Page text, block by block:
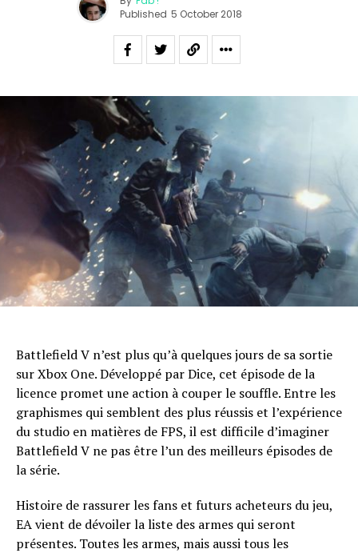
Published 5 October 2018
Battlefield V n’est plus qu’à quelques jours de sa sortie
sur Xbox One. Développé par Dice, cet épisode de la
licence promet une action à couper le souffle. Entre les
graphismes qui semblent des plus réussis et l’expérience
du studio en matières de FPS, il est difficile d’imaginer
Battlefield V ne pas être l’un des meilleurs épisodes de
la série.
Histoire de rassurer les fans et futurs acheteurs du jeu,
EA vient de dévoiler la liste des armes qui seront
présentes. Toutes les armes, mais aussi tous les